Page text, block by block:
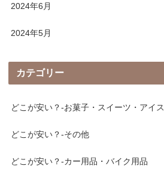
2024年6月
2024年5月
カテゴリー
どこが安い？-お菓子・スイーツ・アイス
どこが安い？-その他
どこが安い？-カー用品・バイク用品